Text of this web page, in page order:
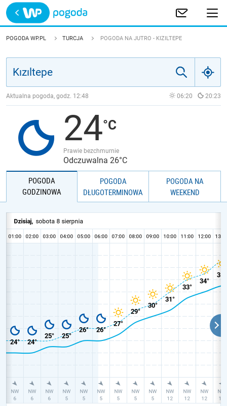
Trwa ładowanie
POLSKA
JAKOŚĆ POWIETRZA
POGODA WP.PL TURCJA POGODA NA JUTRO - KIZILTEPE
Aktualna pogoda, godz. 12:48 06:20 20:23
24
Prawie bezchmurnie
Odczuwalna 26°C
POGODA
GODZINOWA
POGODA
DŁUGOTERMINOWA
POGODA NA
WEEKEND